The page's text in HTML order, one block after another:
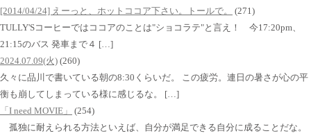
[2014/04/24] えーっと、ホットココア下さい。トールで。
(271)
TULLY'Sコーヒーではココアのことは"ショコラテ"と言え！ 今17:20pm、
21:15のバス 発車まで４ […]
2024.07.09(火) (260)
久々に品川で書いている朝の8:30くらいだ。 この疲労。連日の暑さが心の平
衡も崩してしまっている様に感じるな。 […]
「I need MOVIE」
(254)
孤独に耐えられる方法といえば、自分が満足できる自分に成ることだな。